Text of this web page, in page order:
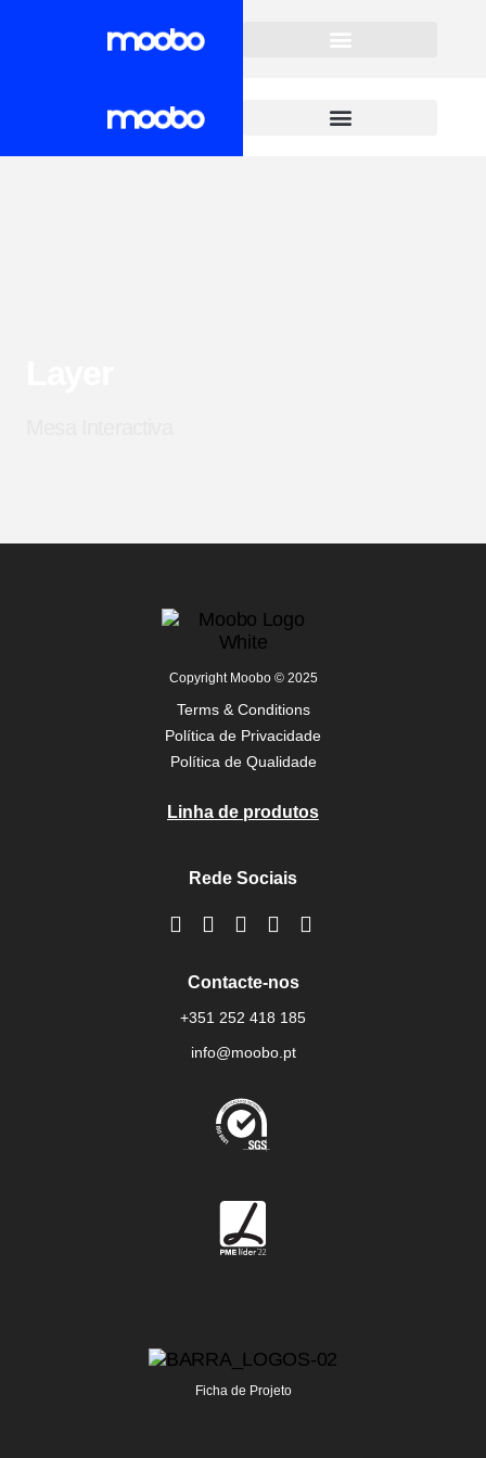
Copyright Moobo © 2025
Terms & Conditions
Política de Privacidade
Política de Qualidade
Linha de produtos
Rede Sociais
Contacte-nos
+351 252 418 185
info@moobo.pt
Ficha de Projeto